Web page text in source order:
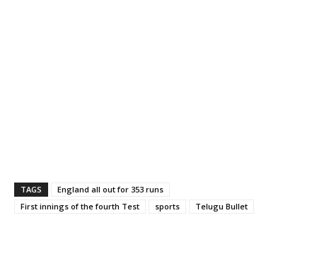
TAGS
England all out for 353 runs
First innings of the fourth Test
sports Telugu Bullet